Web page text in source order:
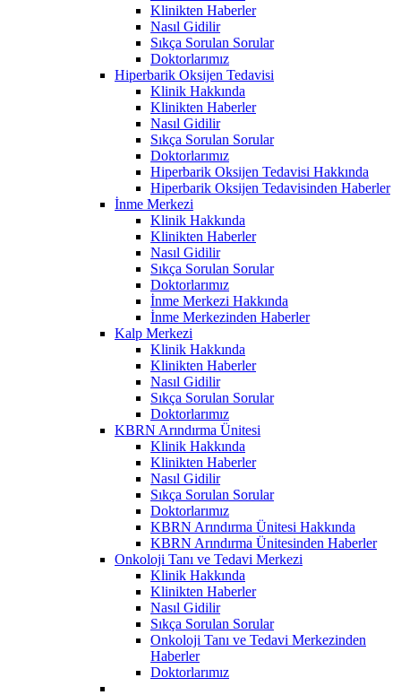
Klinikten Haberler
Nasıl Gidilir
Sıkça Sorulan Sorular
Doktorlarımız
Hiperbarik Oksijen Tedavisi
Klinik Hakkında
Klinikten Haberler
Nasıl Gidilir
Sıkça Sorulan Sorular
Doktorlarımız
Hiperbarik Oksijen Tedavisi Hakkında
Hiperbarik Oksijen Tedavisinden Haberler
İnme Merkezi
Klinik Hakkında
Klinikten Haberler
Nasıl Gidilir
Sıkça Sorulan Sorular
Doktorlarımız
İnme Merkezi Hakkında
İnme Merkezinden Haberler
Kalp Merkezi
Klinik Hakkında
Klinikten Haberler
Nasıl Gidilir
Sıkça Sorulan Sorular
Doktorlarımız
KBRN Arındırma Ünitesi
Klinik Hakkında
Klinikten Haberler
Nasıl Gidilir
Sıkça Sorulan Sorular
Doktorlarımız
KBRN Arındırma Ünitesi Hakkında
KBRN Arındırma Ünitesinden Haberler
Onkoloji Tanı ve Tedavi Merkezi
Klinik Hakkında
Klinikten Haberler
Nasıl Gidilir
Sıkça Sorulan Sorular
Onkoloji Tanı ve Tedavi Merkezinden
Haberler
Doktorlarımız